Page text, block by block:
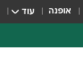
אופנה עוד